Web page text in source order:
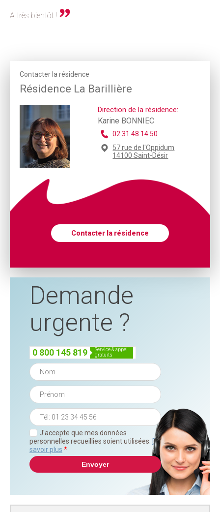
A très bientôt !
Contacter la résidence
Résidence La Barillière
Direction de la résidence:
Karine BONNIEC
02 31 48 14 50
57 rue de l'Oppidum
14100 Saint-Désir
Contacter la résidence
Demande
urgente ?
0 800 145 819
service & appel
gratuits
J'accepte que mes données
personnelles recueillies soient utilisées. En
savoir plus *